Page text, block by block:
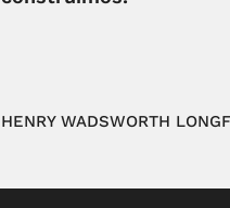
HENRY WADSWORTH